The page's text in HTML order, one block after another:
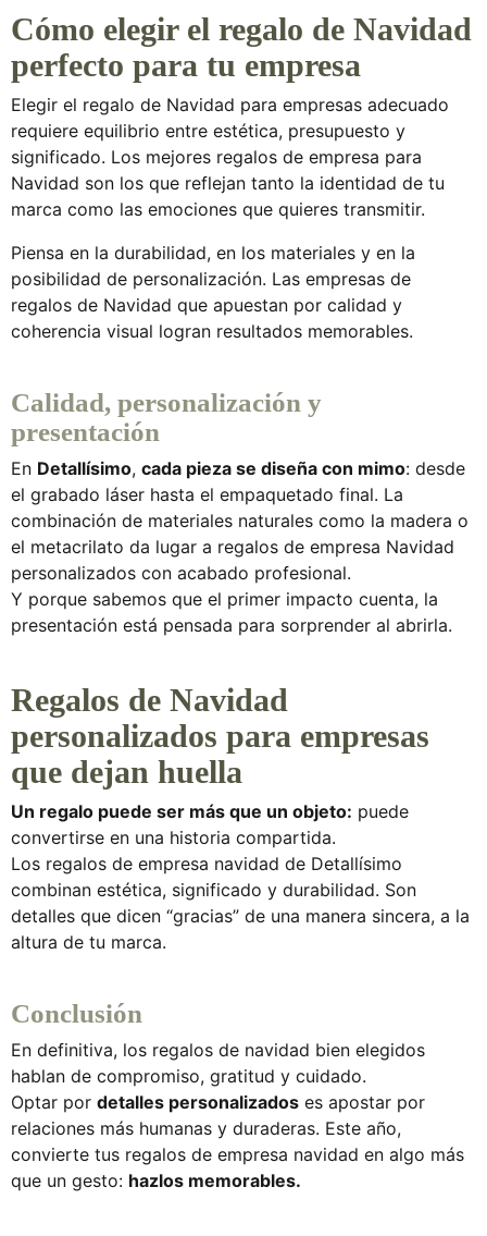
Cómo elegir el regalo de Navidad
perfecto para tu empresa
Elegir el regalo de Navidad para empresas adecuado
requiere equilibrio entre estética, presupuesto y
significado. Los mejores regalos de empresa para
Navidad son los que reflejan tanto la identidad de tu
marca como las emociones que quieres transmitir.
Piensa en la durabilidad, en los materiales y en la
posibilidad de personalización. Las empresas de
regalos de Navidad que apuestan por calidad y
coherencia visual logran resultados memorables.
Calidad, personalización y
presentación
En Detallísimo, cada pieza se diseña con mimo: desde
el grabado láser hasta el empaquetado final. La
combinación de materiales naturales como la madera o
el metacrilato da lugar a regalos de empresa Navidad
personalizados con acabado profesional.
Y porque sabemos que el primer impacto cuenta, la
presentación está pensada para sorprender al abrirla.
Regalos de Navidad
personalizados para empresas
que dejan huella
Un regalo puede ser más que un objeto: puede
convertirse en una historia compartida.
Los regalos de empresa navidad de Detallísimo
combinan estética, significado y durabilidad. Son
detalles que dicen “gracias” de una manera sincera, a la
altura de tu marca.
Conclusión
En definitiva, los regalos de navidad bien elegidos
hablan de compromiso, gratitud y cuidado.
Optar por detalles personalizados es apostar por
relaciones más humanas y duraderas. Este año,
convierte tus regalos de empresa navidad en algo más
que un gesto: hazlos memorables.